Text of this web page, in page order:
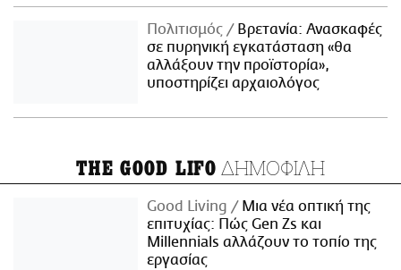
Πολιτισμός
Βρετανία: Ανασκαφές
σε πυρηνική εγκατάσταση «θα
αλλάξουν την προϊστορία»,
υποστηρίζει αρχαιολόγος
THE GOOD LIFO ΔΗΜΟΦΙΛΗ
Good Living
Μια νέα οπτική της
επιτυχίας: Πώς Gen Zs και
Millennials αλλάζουν το τοπίο της
εργασίας